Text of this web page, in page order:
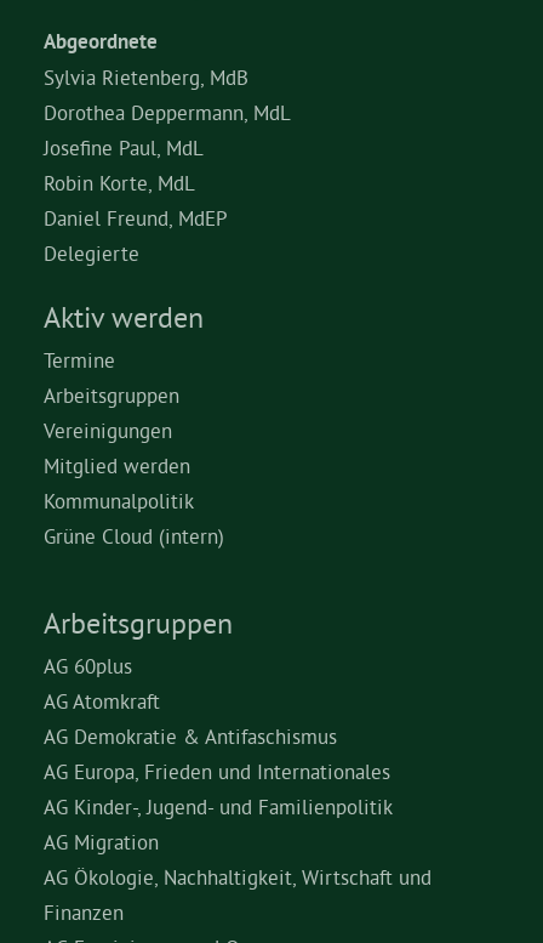
Abgeordnete
Sylvia Rietenberg, MdB
Dorothea Deppermann, MdL
Josefine Paul, MdL
Robin Korte, MdL
Daniel Freund, MdEP
Delegierte
Aktiv werden
Termine
Arbeitsgruppen
Vereinigungen
Mitglied werden
Kommunalpolitik
Grüne Cloud (intern)
Arbeitsgruppen
AG 60plus
AG Atomkraft
AG Demokratie & Antifaschismus
AG Europa, Frieden und Internationales
AG Kinder-, Jugend- und Familienpolitik
AG Migration
AG Ökologie, Nachhaltigkeit, Wirtschaft und
Finanzen